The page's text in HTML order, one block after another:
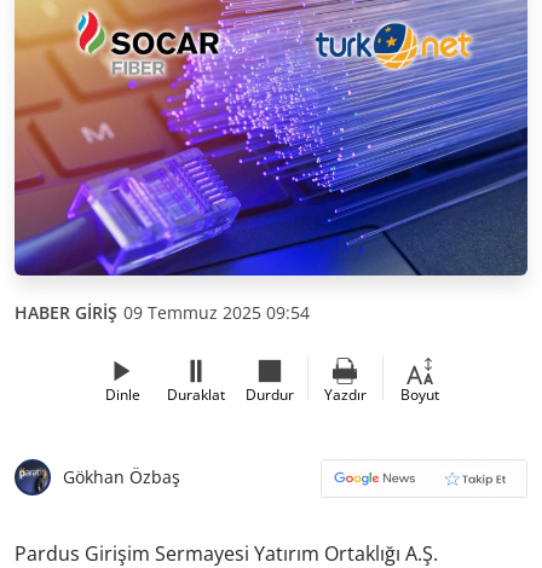
HABER GİRİŞ 09 Temmuz 2025 09:54
Dinle Duraklat Durdur Yazdır Boyut
Gökhan Özbaş
Pardus Girişim Sermayesi Yatırım Ortaklığı A.Ş.